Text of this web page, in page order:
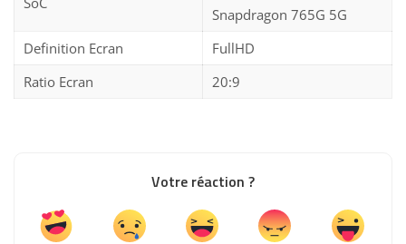
Snapdragon 765G 5G
Definition Ecran
FullHD
Ratio Ecran
20:9
Votre réaction ?